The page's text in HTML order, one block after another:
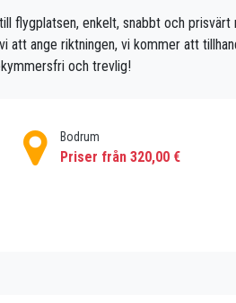
flygplatsen, enkelt, snabbt och prisvärt
ange riktningen, vi kommer att
och trevlig!
Bodrum
Priser från 320,00 €